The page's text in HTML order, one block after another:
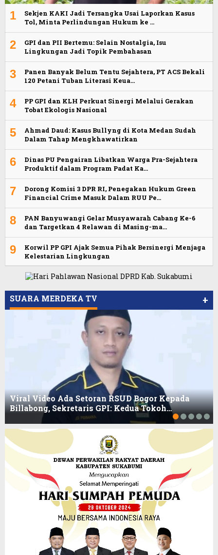
1
Sekjen KAKI Jadi Tersangka Usai Laporkan Kasus
Tol, Minta Perlindungan Hukum ke …
2
GPI dan PII Bertemu: Selain Nostalgia, Isu
Lingkungan Jadi Topik Pembahasan
3
Panen Banyak Belum Tentu Sejahtera, PT ACS Bekali
120 Petani Tuban Literasi Keua…
4
PP GPI dan KLH Perkuat Sinergi Melalui Gerakan
Tobat Ekologis Nasional
5
Ahmad Daud: Kasus Bullyng di Kota Medan Sudah
Dalam Tahap Mengkhawatirkan
6
Dinas PU Pengairan Libatkan Warga Pra-Sejahtera
Produktif dalam Program Padat Ka…
7
Dorong Komisi 3 DPR RI, Penegakan Hukum Green
Financial Crime Masuk Dalam RUU Pe…
8
PAN Banyuwangi Gelar Musyawarah Cabang Ke-6
dan Targetkan 4 Relawan di Masing-ma…
9
Korwil PP GPI Ajak Semua Pihak Bersinergi Menjaga
Kelestarian Lingkungan
SUARA MERDEKA TV +
Viral Video Ada Setoran RSUD Bogor Kepada
Billabong, Sekretaris GPI: Kedua Tokoh…